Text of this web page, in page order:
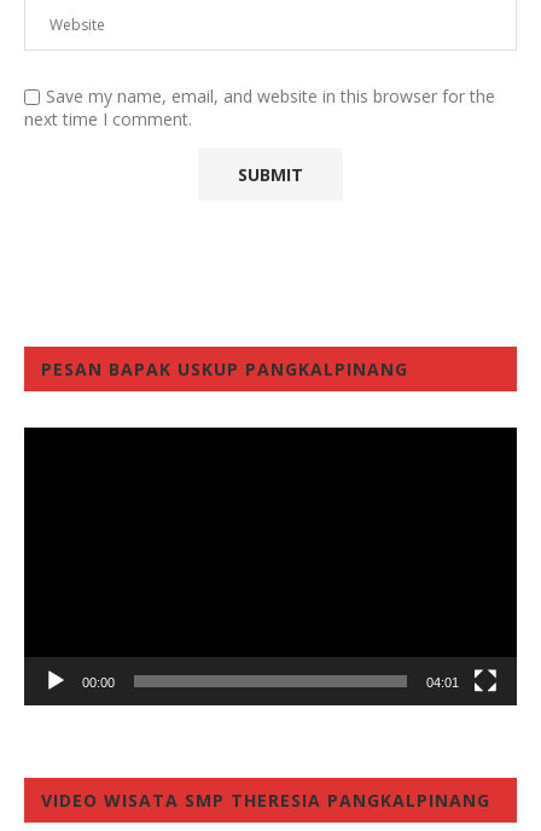
Save my name, email, and website in this browser for the
next time I comment.
PESAN BAPAK USKUP PANGKALPINANG
00:00 04:01
VIDEO WISATA SMP THERESIA PANGKALPINANG